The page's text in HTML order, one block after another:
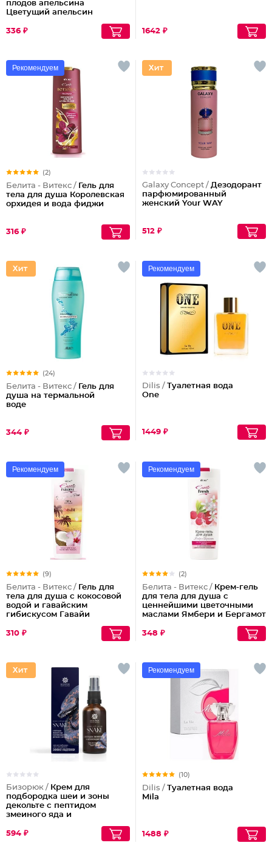
плодов апельсина
Цветущий апельсин
336 ₽ 1642 ₽
Рекомендуем
(2)
Белита - Витекс / Гель для
тела для душа Королевская
орхидея и вода фиджи
316 ₽
Galaxy Concept / Дезодорант
парфюмированный
женский Your WAY
512 ₽
(24)
Белита - Витекс / Гель для
душа на термальной
воде
344 ₽
Рекомендуем
Dilis / Туалетная вода
One
1449 ₽
Рекомендуем
(9)
Белита - Витекс / Гель для
тела для душа с кокосовой
водой и гавайским
гибискусом Гавайи
310 ₽
Рекомендуем
(2)
Белита - Витекс / Крем-гель
для тела для душа с
ценнейшими цветочными
маслами Ямбери и Бергамот
348 ₽
Бизорюк / Крем для
подбородка шеи и зоны
декольте с пептидом
змеиного яда и
594 ₽
Рекомендуем
(10)
Dilis / Туалетная вода
Mila
1488 ₽